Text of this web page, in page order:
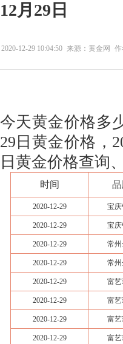
12月29日
2020-12-29 10:04:50 来源：黄金网 作
今天黄金价格多
29日黄金价格，
日黄金价格查询
时间
2020-12-29 宝
2020-12-29 宝
2020-12-29 常
2020-12-29 常
2020-12-29 富艺
2020-12-29 富艺
2020-12-29 富艺
2020-12-29 富艺